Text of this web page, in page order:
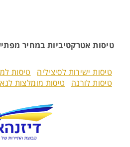
טיסות אטרקטיביות במחיר
טיסות ישירות לסיציליה טיסות
טיסות לורנה
טיסות מומלצות